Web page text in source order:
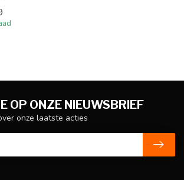
OP ONZE NIEUWSBRIEF
onze laatste acties